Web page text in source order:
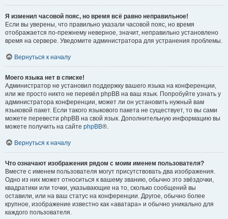
Я изменил часовой пояс, но время всё равно неправильное!
Если вы уверены, что правильно указали часовой пояс, но время
отображается по-прежнему неверное, значит, неправильно установлено
время на сервере. Уведомите администратора для устранения проблемы.
Вернуться к началу
Моего языка нет в списке!
Администратор не установил поддержку вашего языка на конференции,
или же просто никто не перевёл phpBB на ваш язык. Попробуйте узнать у
администратора конференции, может ли он установить нужный вам
языковой пакет. Если такого языкового пакета не существует, то вы сами
можете перевести phpBB на свой язык. Дополнительную информацию вы
можете получить на сайте phpBB®.
Вернуться к началу
Что означают изображения рядом с моим именем пользователя?
Вместе с именем пользователя могут присутствовать два изображения.
Одно из них может относиться к вашему званию, обычно это звёздочки,
квадратики или точки, указывающие на то, сколько сообщений вы
оставили, или на ваш статус на конференции. Другое, обычно более
крупное, изображение известно как «аватара» и обычно уникально для
каждого пользователя.